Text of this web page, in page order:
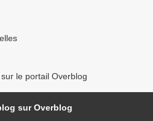
le portail Overblog
sur Overblog